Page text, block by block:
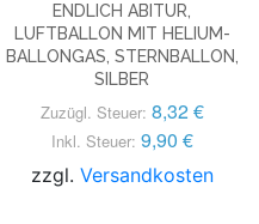
ENDLICH ABITUR,
LUFTBALLON MIT HELIUM-
BALLONGAS, STERNBALLON,
SILBER
Zuzügl. Steuer: 8,32 €
Inkl. Steuer: 9,90 €
zzgl. Versandkosten